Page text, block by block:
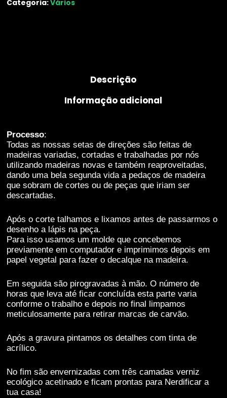
Categoria:Vários
Descrição
Informação adicional
Processo:
Todas as nossas setas de direções são feitas de
madeiras variadas, cortadas e trabalhadas por nós
utilizando madeiras novas e também reaproveitadas,
dando uma bela segunda vida a pedaços de madeira
que sobram de cortes ou de peças que iriam ser
descartadas.
Após o corte talhamos e lixamos antes de passarmos o
desenho a lápis na peça.
Para isso usamos um molde que concebemos
previamente em computador e imprimimos depois em
papel vegetal para fazer o decalque na madeira.
Em seguida são pirogravadas à mão. O número de
horas que leva até ficar concluída esta parte varia
conforme o trabalho e depois no final limpamos
meticulosamente para retirar marcas de carvão.
Após a gravura pintamos os detalhes com tinta de
acrílico.
No fim são envernizadas com três camadas verniz
ecológico acetinado e ficam prontas para Nerdificar a
tua casa!
funcionalidade
website possa
funcionar da
melhor
maneira
possível
durante a tua
visita. Se
estas cookies,
algumas
funcionalidades
desaparecerão
do website.
Marketing
Partilhar os teus
interesses e
comportamentos
o nosso site, vai
aumentar a
veres conteúdos
e ofertas
personalizados.